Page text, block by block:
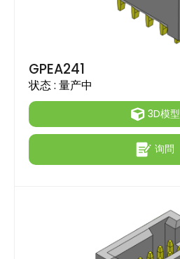
GPEA241
状态 : 量产中
3D模型
询問